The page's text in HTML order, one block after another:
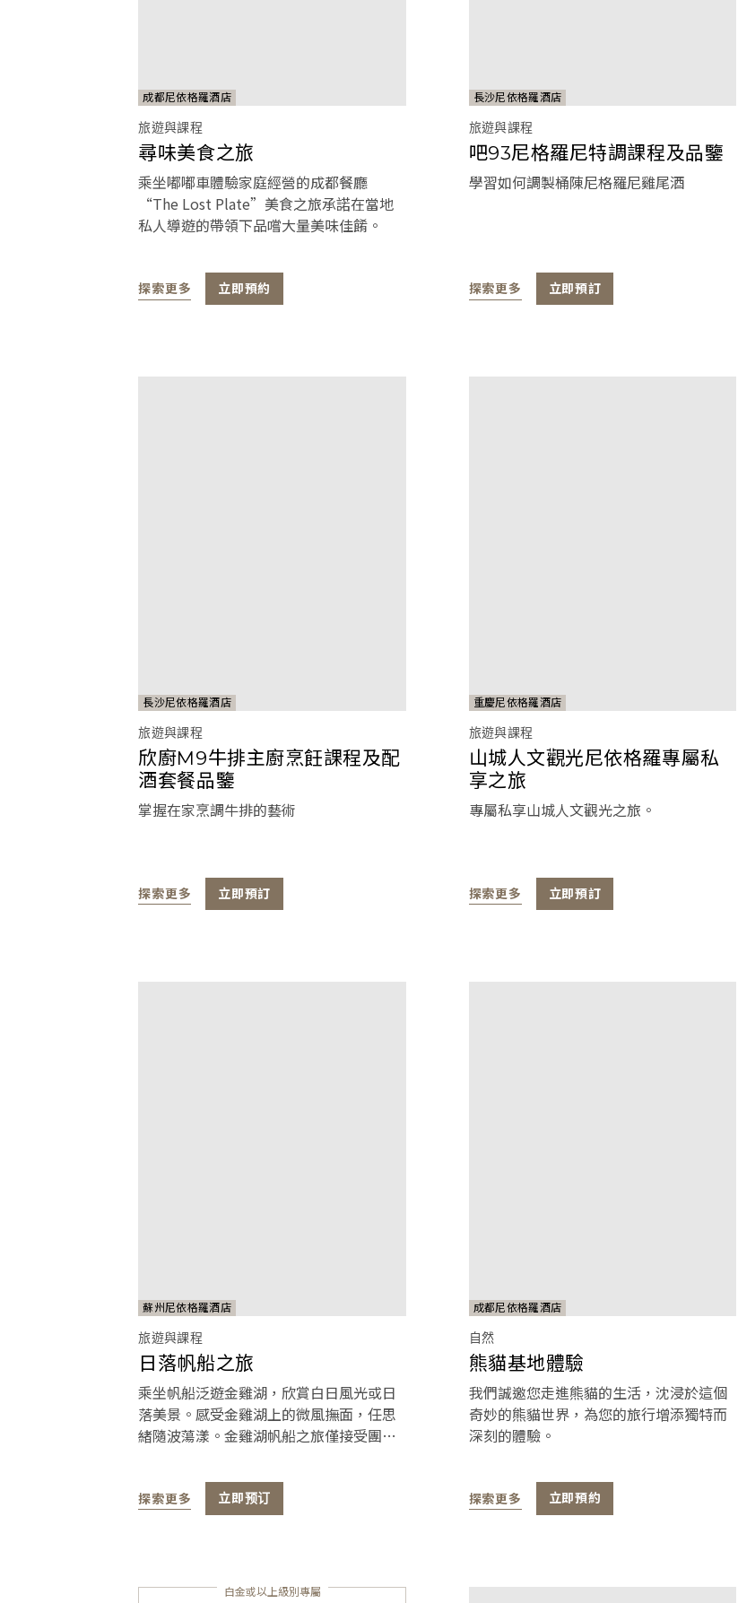
成都尼依格羅酒店
旅遊與課程
尋味美食之旅
乘坐嘟嘟車體驗家庭經營的成都餐廳
“The Lost Plate”美食之旅承諾在當地
私人導遊的帶領下品嚐大量美味佳餚。
探索更多 立即預約
長沙尼依格羅酒店
旅遊與課程
吧93尼格羅尼特調課程及品鑒
學習如何調製桶陳尼格羅尼雞尾酒
探索更多 立即預訂
長沙尼依格羅酒店
旅遊與課程
欣廚M9牛排主廚烹飪課程及配
酒套餐品鑒
掌握在家烹調牛排的藝術
探索更多 立即預訂
重慶尼依格羅酒店
旅遊與課程
山城人文觀光尼依格羅專屬私
享之旅
專屬私享山城人文觀光之旅。
探索更多 立即預訂
蘇州尼依格羅酒店
旅遊與課程
日落帆船之旅
乘坐帆船泛遊金雞湖，欣賞白日風光或日
落美景。感受金雞湖上的微風撫面，任思
緒隨波蕩漾。金雞湖帆船之旅僅接受團體
以通過酒店提前預約此項特色體驗。這定
會是一次令人難忘的體驗！
探索更多 立即预订
成都尼依格羅酒店
自然
熊貓基地體驗
我們誠邀您走進熊貓的生活，沈浸於這個
奇妙的熊貓世界，為您的旅行增添獨特而
深刻的體驗。
探索更多 立即預約
白金或以上級別專屬